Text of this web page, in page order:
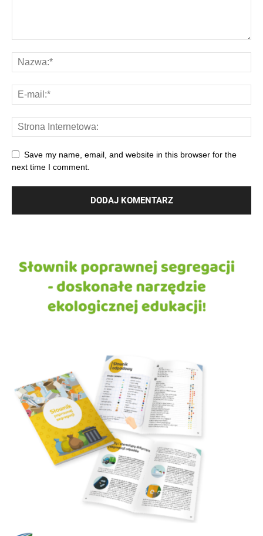
Save my name, email, and website in this browser for the
next time I comment.